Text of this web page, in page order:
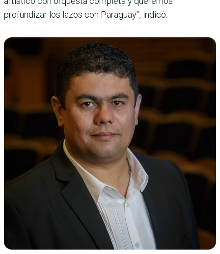
profundizar los lazos con Paraguay”, indicó.